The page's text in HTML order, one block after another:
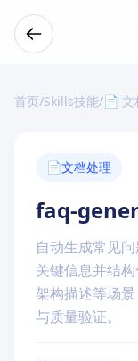
首页/Skills技能/📄 文
📄文档处理
faq-
自动生成常见
关键信息并结
架构描述等场
与质量验证。